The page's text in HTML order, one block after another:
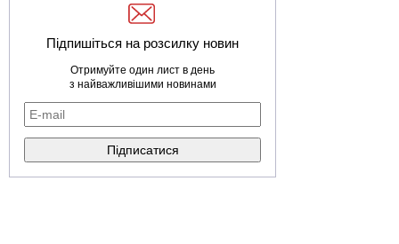
Підпишіться на розсилку новин
Отримуйте один лист в день
з найважливішими новинами